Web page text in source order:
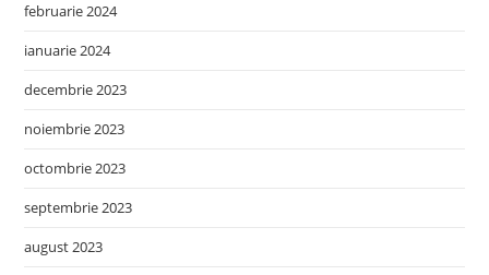
februarie 2024
ianuarie 2024
decembrie 2023
noiembrie 2023
octombrie 2023
septembrie 2023
august 2023